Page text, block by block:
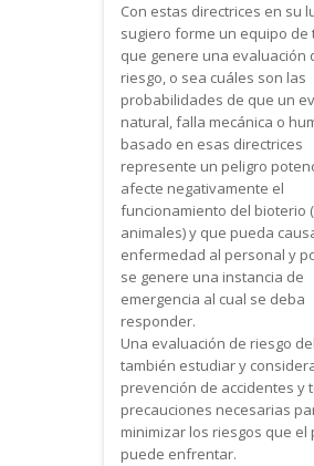
Con estas directrices en su
sugiero forme un equipo de
que genere una evaluación
riesgo, o sea cuáles son las
probabilidades de que un
natural, falla mecánica o
basado en esas directrices
represente un peligro
afecte negativamente el
funcionamiento del bioterio
animales) y que pueda
enfermedad al personal y
se genere una instancia de
emergencia al cual se deba
responder.
Una evaluación de riesgo
también estudiar y
prevención de accidentes y
precauciones necesarias
minimizar los riesgos que el
puede enfrentar.